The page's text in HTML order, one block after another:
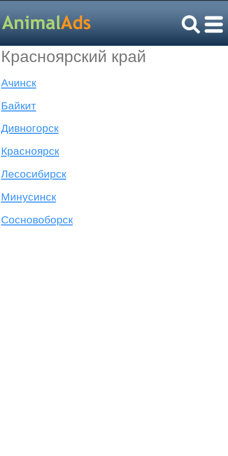
Красноярский край
Ачинск
Байкит
Дивногорск
Красноярск
Лесосибирск
Минусинск
Сосновоборск